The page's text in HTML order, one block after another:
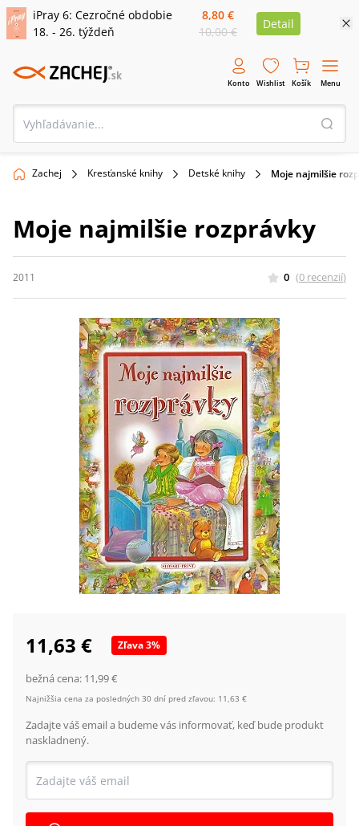
iPray 6: Cezročné obdobie
18. - 26. týždeň
8,80 €
10,00 €
Detail
Konto Wishlist Košík Menu
Zachej Kresťanské knihy Detské knihy Moje najmilšie
Moje najmilšie rozprávky
2011 0 (0 recenzií)
11,63 € Zľava3%
bežná cena: 11,99 €
Najnižšia cena za posledných 30 dní pred zľavou: 11,63 €
Zadajte váš email a budeme vás informovať, keď bude produkt
naskladnený.